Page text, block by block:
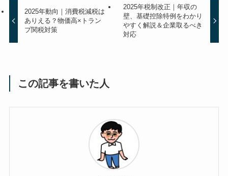
2025年動向｜消費税減税は
ありえる？物価高×トラン
プ関税対策
2025年税制改正｜年収の
壁、基礎控除特例をわかり
やすく解説＆企業取るべき
対応
この記事を書いた人